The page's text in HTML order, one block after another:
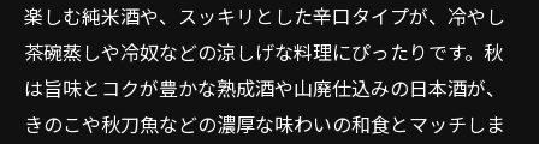
楽しむ純米酒や、スッキリとした辛口タイプが、冷やし
茶碗蒸しや冷奴などの涼しげな料理にぴったりです。秋
は旨味とコクが豊かな熟成酒や山廃仕込みの日本酒が、
きのこや秋刀魚などの濃厚な味わいの和食とマッチしま